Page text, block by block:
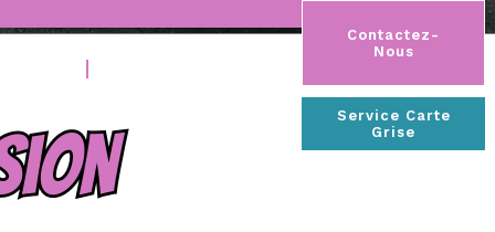
Contactez-
Nous
Service Carte
Grise